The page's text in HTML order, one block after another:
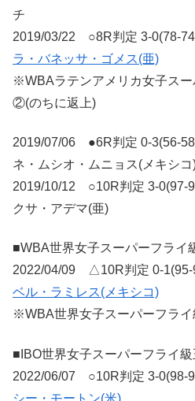
チ
2019/03/22 ○8R判定 3-0(78-
ラ・バネッサ・ゴメス(亜)
※WBAラテンアメリカ女子ス
②(のちに返上)
2019/07/06 ●6R判定 0-3(56-
ネ・ムシオ・ムニョス(メキシコ
2019/10/12 ○10R判定 3-0(97-
クサ・アデマ(亜)
■WBA世界女子スーパーフライ
2022/04/09 △10R判定 0-
ベル・ラミレス(メキシコ)
※WBA世界女子スーパーフライ
■IBO世界女子スーパーフライ
2022/06/07 ○10R判定 3-0(98-
シー・モートン(米)